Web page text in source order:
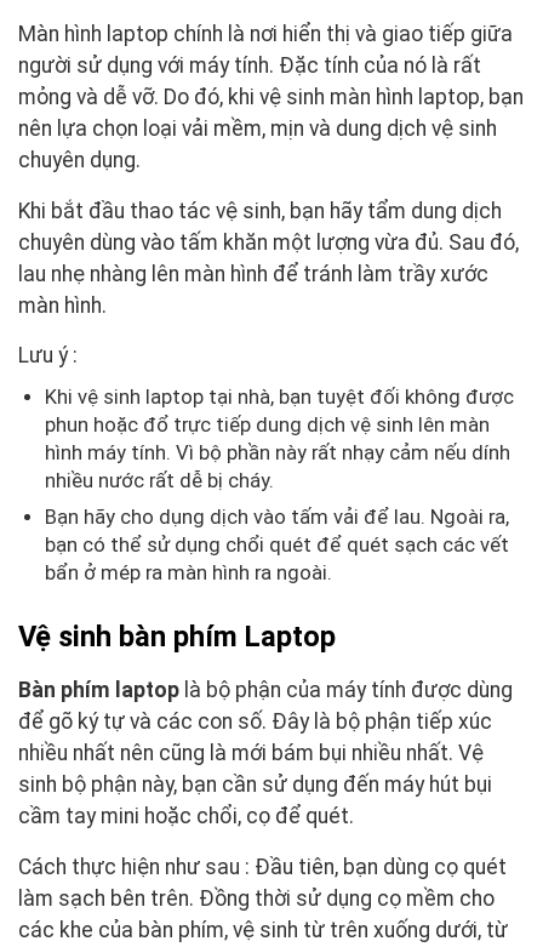
Màn hình laptop chính là nơi hiển thị và giao tiếp giữa
người sử dụng với máy tính. Đặc tính của nó là rất
mỏng và dễ vỡ. Do đó, khi vệ sinh màn hình laptop, bạn
nên lựa chọn loại vải mềm, mịn và dung dịch vệ sinh
chuyên dụng.
Khi bắt đầu thao tác vệ sinh, bạn hãy tẩm dung dịch
chuyên dùng vào tấm khăn một lượng vừa đủ. Sau đó,
lau nhẹ nhàng lên màn hình để tránh làm trầy xước
màn hình.
Lưu ý :
Khi vệ sinh laptop tại nhà, bạn tuyệt đối không được
phun hoặc đổ trực tiếp dung dịch vệ sinh lên màn
hình máy tính. Vì bộ phần này rất nhạy cảm nếu dính
nhiều nước rất dễ bị cháy.
Bạn hãy cho dụng dịch vào tấm vải để lau. Ngoài ra,
bạn có thể sử dụng chổi quét để quét sạch các vết
bẩn ở mép ra màn hình ra ngoài.
Vệ sinh bàn phím Laptop
Bàn phím laptop là bộ phận của máy tính được dùng
để gõ ký tự và các con số. Đây là bộ phận tiếp xúc
nhiều nhất nên cũng là mới bám bụi nhiều nhất. Vệ
sinh bộ phận này, bạn cần sử dụng đến máy hút bụi
cầm tay mini hoặc chổi, cọ để quét.
Cách thực hiện như sau : Đầu tiên, bạn dùng cọ quét
làm sạch bên trên. Đồng thời sử dụng cọ mềm cho
các khe của bàn phím, vệ sinh từ trên xuống dưới, từ